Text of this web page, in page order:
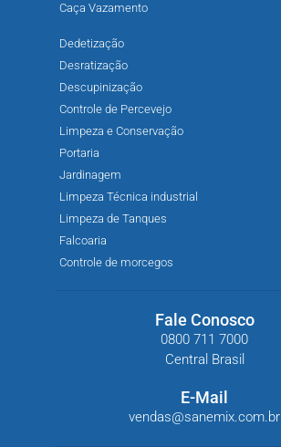
Caça Vazamento
Dedetização
Desratização
Descupinização
Controle de Percevejo
Limpeza e Conservação
Portaria
Jardinagem
Limpeza Técnica industrial
Limpeza de Tanques
Falcoaria
Controle de morcegos
Fale Conosco
0800 711 7000
Central Brasil
E-Mail
vendas@sanemix.com.br